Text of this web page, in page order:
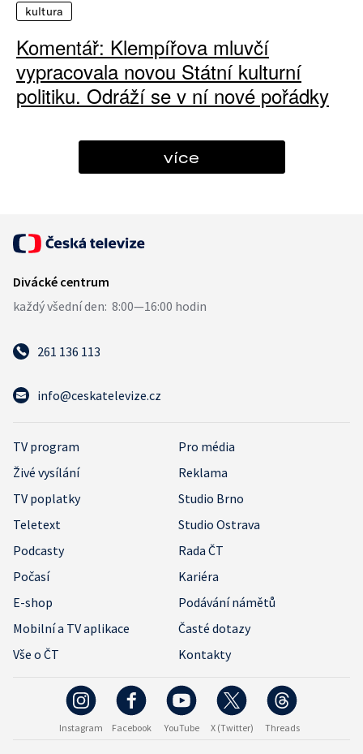
kultura
Komentář: Klempířova mluvčí
vypracovala novou Státní kulturní
politiku. Odráží se v ní nové pořádky
více
261 136 113
info@ceskatelevize.cz
TV program
Pro média
Živé vysílání
Reklama
TV poplatky
Studio Brno
Teletext
Studio Ostrava
Podcasty
Rada ČT
Počasí
Kariéra
E-shop
Podávání námětů
Mobilní a TV aplikace
Časté dotazy
Vše o ČT
Kontakty
Instagram Facebook YouTube X (Twitter) Threads